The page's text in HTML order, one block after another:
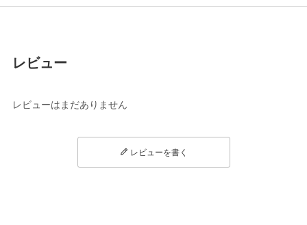
レビュー
レビューはまだありません
レビューを書く